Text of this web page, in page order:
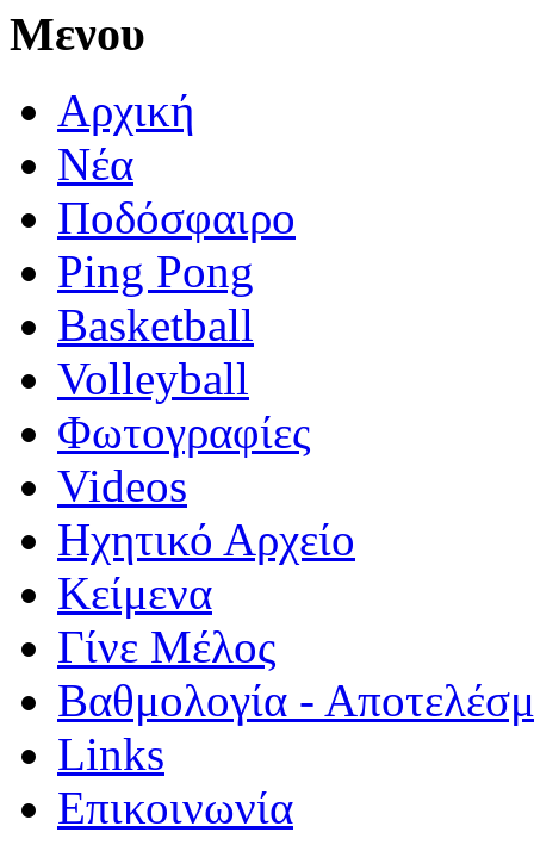
Μενου
Αρχική
Νέα
Ποδόσφαιρο
Ping Pong
Basketball
Volleyball
Φωτογραφίες
Videos
Ηχητικό Αρχείο
Κείμενα
Γίνε Μέλος
Βαθμολογία -
Links
Επικοινωνία